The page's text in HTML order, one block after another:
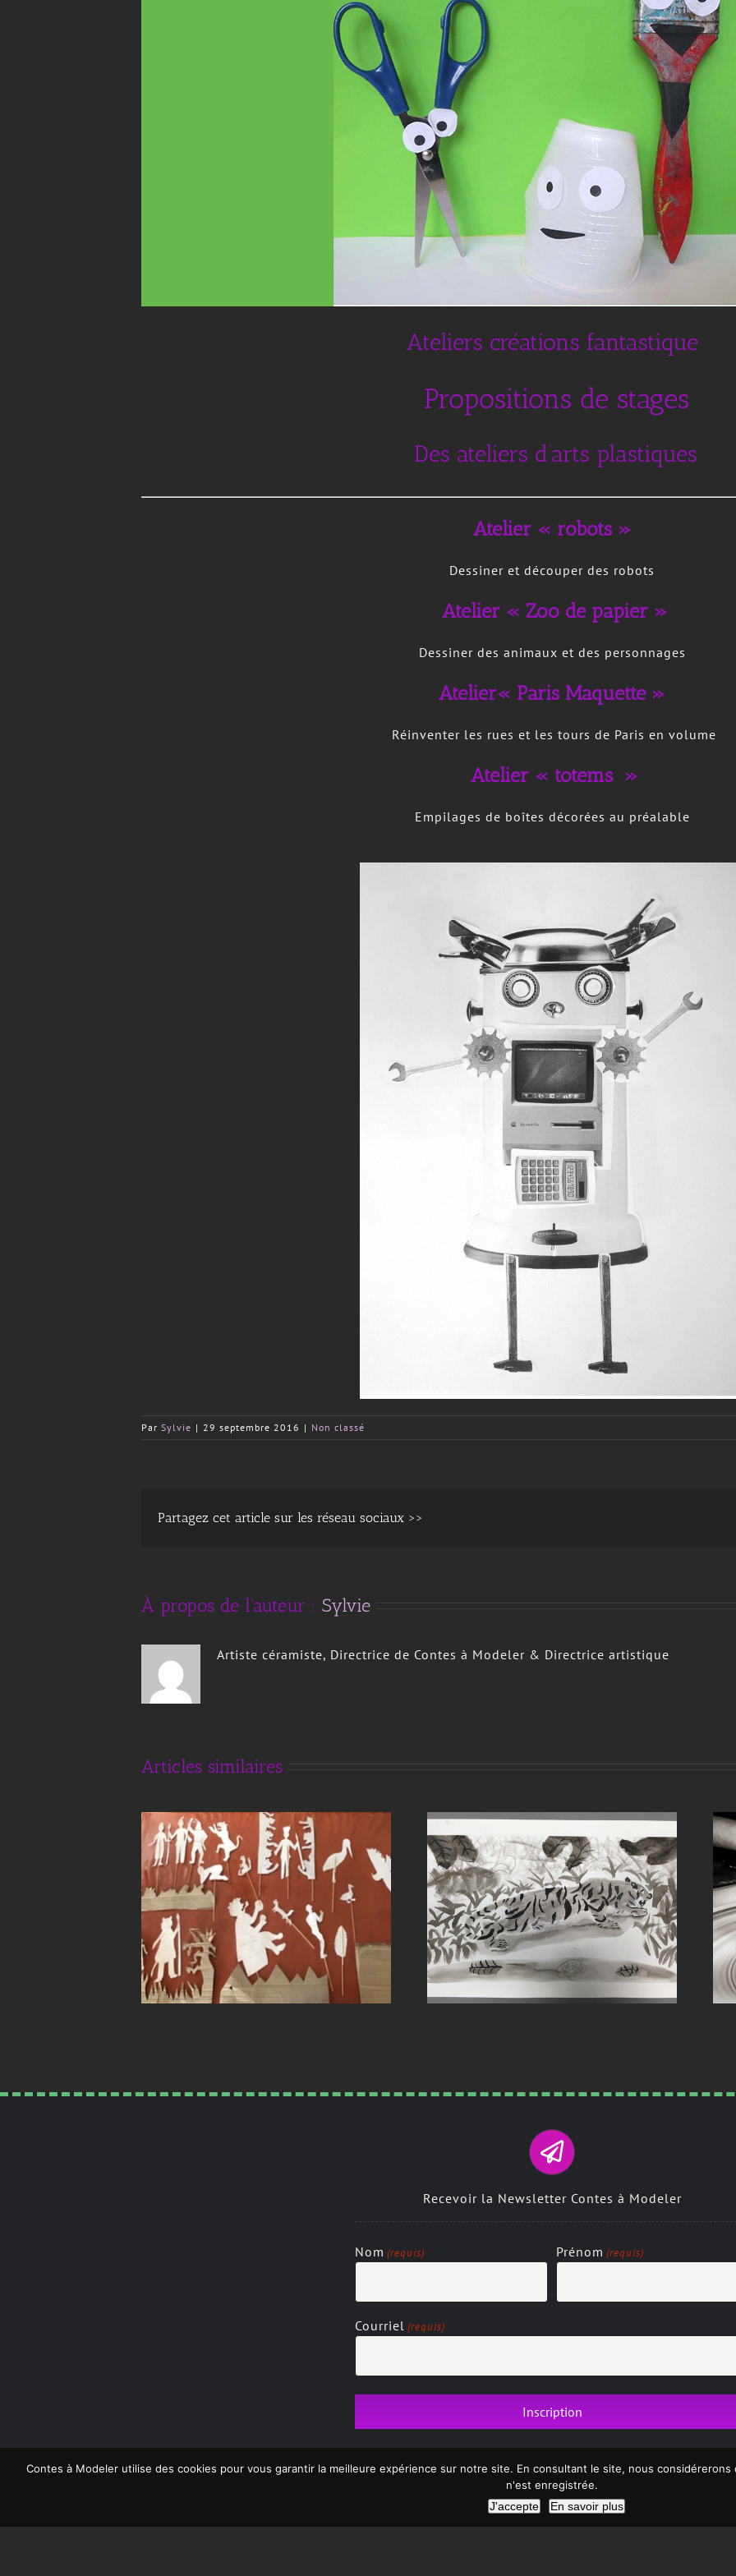
Ateliers créations fantastique
Propositions de stages
Des ateliers d’arts plastiques
Atelier « robots »
Dessiner et découper des robots
Atelier « Zoo de papier »
Dessiner des animaux et des personnages
Atelier« Paris Maquette »
Réinventer les rues et les tours de Paris en volume
Atelier « totems »
Empilages de boîtes décorées au préalable
Par Sylvie | 29 septembre 2016 | Non classé
Partagez cet article sur les réseau sociaux >>
À propos de l'auteur : Sylvie
Artiste céramiste, Directrice de Contes à Modeler & Directrice artistique
Articles similaires
Recevoir la Newsletter Contes à Modeler
Nom (requis) Prénom (requis)
Courriel (requis)
Contes à Modeler utilise des cookies pour vous garantir la meilleure expérience sur notre site. En consultant le site, nous
n'est enregistrée.
J'accepte
En savoir plus